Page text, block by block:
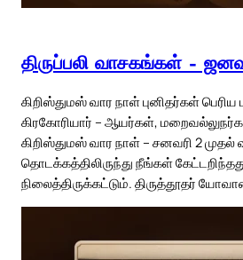
திருப்பலி வாசகங்கள் –
கிறிஸ்துமஸ் வார நாள் புனிதர்கள்
கிரகோரியார் – ஆயர்கள்,
கிறிஸ்துமஸ் வார நாள் – சனவரி 2 முதல்
தொடக்கத்திலிருந்து நீங்கள்
நிலைத்திருக்கட்டும். திருத்தூதர்